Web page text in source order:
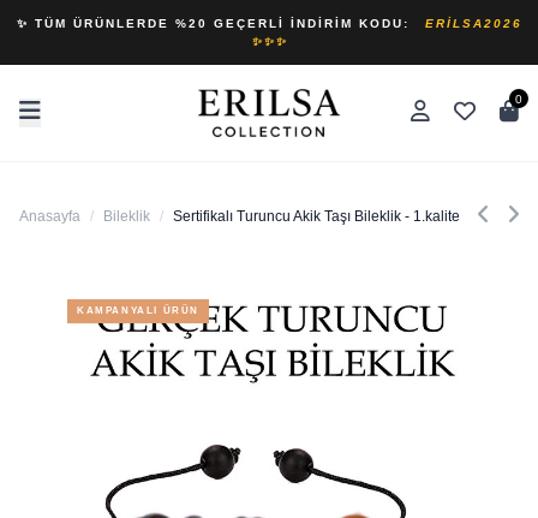
✨ TÜM ÜRÜNLERDE %20 GEÇERLI İNDIRIM KODU:
ERILSA2026
✨✨✨
0
Anasayfa / Bileklik / Sertifikalı Turuncu Akik Taşı Bileklik - 1.kalite
KAMPANYALI ÜRÜN